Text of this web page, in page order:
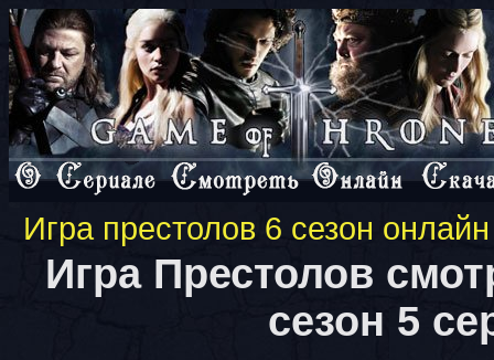
Игра престолов 6 сезон онлайн
Игра Престолов
сезон 5